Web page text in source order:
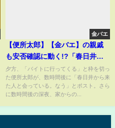
金バエ
【便所太郎】【金バエ】の親戚
も安否確認に動く!?「春日井か
ら来た人に、住所教えた」消息
判明へ大きく前進か
夕方、「バイトに行ってくる」と枠を切っ
た便所太郎が、数時間後に「春日井から来
た人と会っている。なう」とポスト。さら
に数時間後の深夜、家からの...